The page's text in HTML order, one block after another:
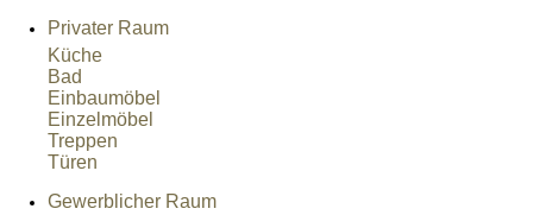
Privater Raum
Küche
Bad
Einbaumöbel
Einzelmöbel
Treppen
Türen
Gewerblicher Raum